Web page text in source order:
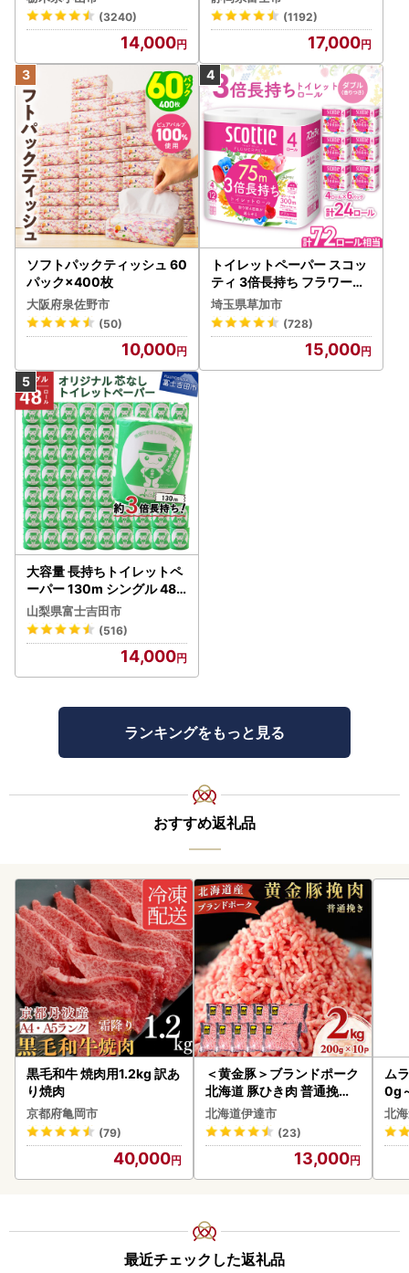
不可地域：離島・沖縄県】
【1256759】
(3240)
14,000
(1192)
17,000
ソフトパックティッシュ 60
パック×400枚
大阪府泉佐野市
(50)
10,000
トイレットペーパー スコッ
ティ 3倍長持ち フラワーパ
ック 4ロール×6P
埼玉県草加市
(728)
15,000
大容量 長持ちトイレットペ
ーパー 130m シングル 48R
芯なし 3倍巻 トイレット
山梨県富士吉田市
(516)
14,000
ランキングをもっと見る
おすすめ返礼品
黒毛和牛 焼肉用1.2kg 訳あ
り焼肉
京都府亀岡市
(79)
40,000
＜黄金豚＞ブランドポーク
北海道 豚ひき肉 普通挽き
200g 10パック 計2kg
北海道伊達市
(23)
13,000
ム
0g
北
最近チェックした返礼品